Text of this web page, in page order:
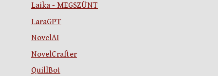
Laika - MEGSZÜNT
LaraGPT
NovelAI
NovelCrafter
QuillBot